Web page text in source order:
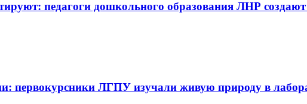
педагоги дошкольного образования ЛНР
первокурсники ЛГПУ изучали живую природу в